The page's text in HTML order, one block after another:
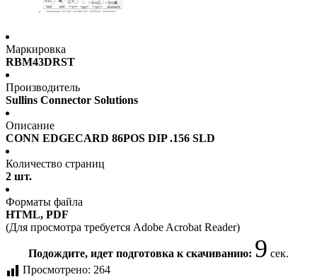
Маркировка
RBM43DRST
Производитель
Sullins Connector Solutions
Описание
CONN EDGECARD 86POS DIP .156 SLD
Количество страниц
2 шт.
Форматы файла
HTML, PDF
(Для просмотра требуется Adobe Acrobat Reader)
Подождите, идет подготовка к скачиванию: 9 сек.
Просмотрено: 264